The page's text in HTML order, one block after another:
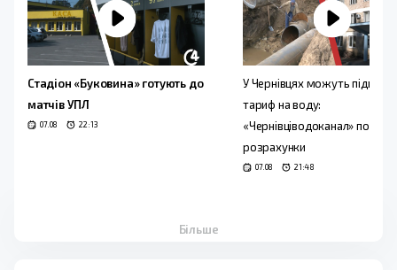
Стадіон «Буковина» готують до
матчів УПЛ
07.08 22:13
У Чернівцях можуть
тариф на воду:
«Чернівціводоканал» подав
розрахунки
07.08 21:48
Більше